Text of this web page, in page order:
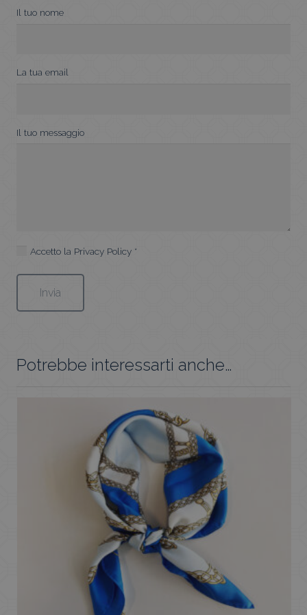
Il tuo nome
La tua email
Il tuo messaggio
Accetto la Privacy Policy *
Potrebbe interessarti anche…